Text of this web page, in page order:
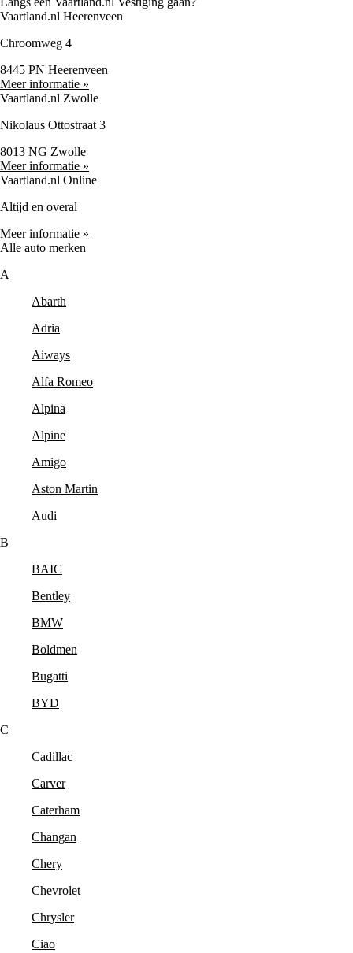
Vaartland.nl Heerenveen
Chroomweg 4
8445 PN Heerenveen
Meer informatie »
Vaartland.nl Zwolle
Nikolaus Ottostraat 3
8013 NG Zwolle
Meer informatie »
Vaartland.nl Online
Altijd en overal
Meer informatie »
Alle auto merken
A
Abarth
Adria
Aiways
Alfa Romeo
Alpina
Alpine
Amigo
Aston Martin
Audi
B
BAIC
Bentley
BMW
Boldmen
Bugatti
BYD
C
Cadillac
Carver
Caterham
Changan
Chery
Chevrolet
Chrysler
Ciao